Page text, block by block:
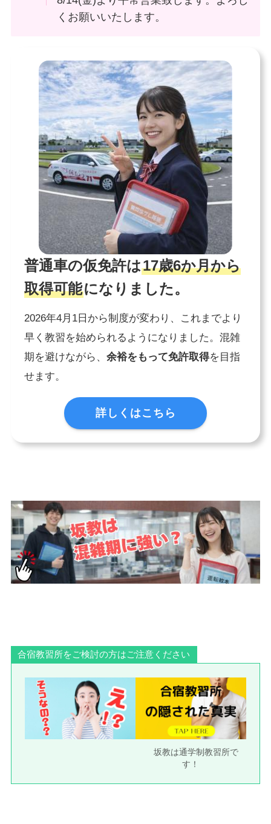
くお願いいたします。
普通車の仮免許は17歳6か月から
取得可能になりました。
2026年4月1日から制度が変わり、これまでより
早く教習を始められるようになりました。混雑
期を避けながら、 余裕をもって免許取得を目指
せます。
詳しくはこちら
合宿教習所をご検討の方はご注意ください
坂教は通学制教習所で
す！